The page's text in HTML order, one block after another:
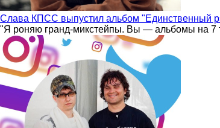
Слава КПСС выпустил альбом "Единственный
"Я роняю гранд-микстейпы. Вы — альбомы на 7